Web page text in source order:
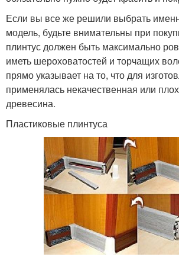
Если вы все же решили выбрать
модель, будьте внимательны при
плинтус должен быть максимально
иметь шероховатостей и торчащих
прямо указывает на то, что для
применялась некачественная или
древесина.
Пластиковые плинтуса